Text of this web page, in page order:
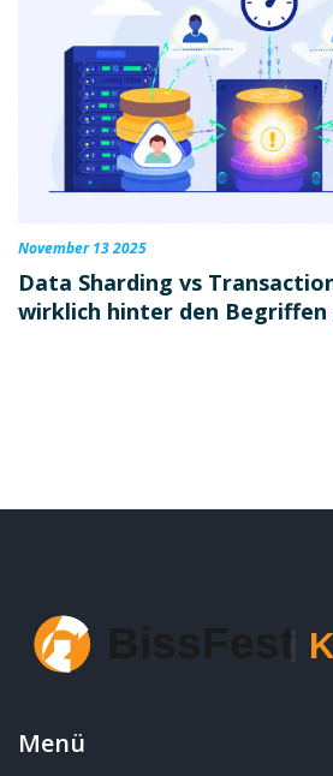
November 13 2025
Data Sharding vs
wirklich hinter den
Menü